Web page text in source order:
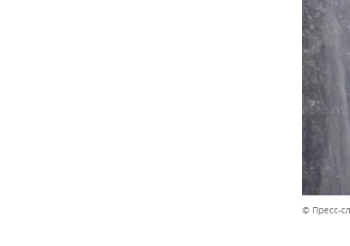
© Пресс-